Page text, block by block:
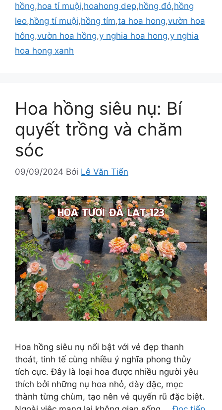
hồng,hoa tỉ muội,hoahong dep,hồng đỏ,hồng
leo,hồng tỉ muội,hồng tím,ta hoa hong,vườn hoa
hông,vườn hoa hồng,y nghia hoa hong,y nghia
hoa hong xanh
Hoa hồng siêu nụ: Bí
quyết trồng và chăm
sóc
09/09/2024 Bởi Lê Văn Tiến
Hoa hồng siêu nụ nổi bật với vẻ đẹp thanh
thoát, tinh tế cùng nhiều ý nghĩa phong thủy
tích cực. Đây là loại hoa được nhiều người yêu
thích bởi những nụ hoa nhỏ, dày đặc, mọc
thành từng chùm, tạo nên vẻ quyến rũ đặc biệt.